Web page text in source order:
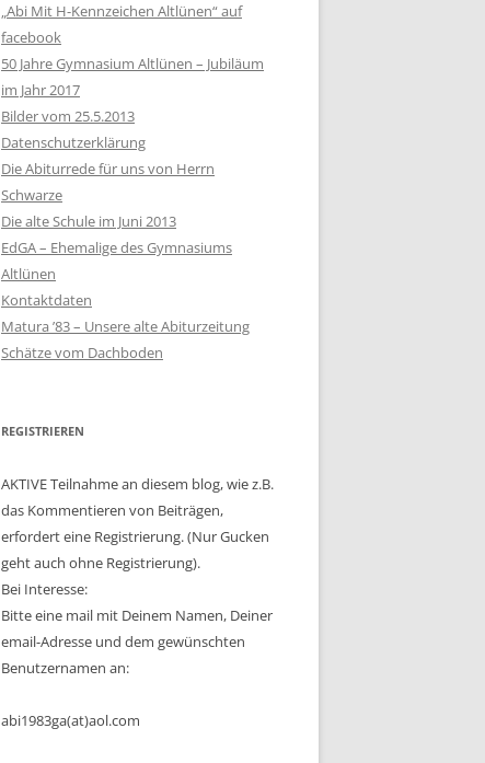
„Abi Mit H-Kennzeichen Altlünen“ auf
facebook
50 Jahre Gymnasium Altlünen – Jubiläum
im Jahr 2017
Bilder vom 25.5.2013
Datenschutzerklärung
Die Abiturrede für uns von Herrn
Schwarze
Die alte Schule im Juni 2013
EdGA – Ehemalige des Gymnasiums
Altlünen
Kontaktdaten
Matura ’83 – Unsere alte Abiturzeitung
Schätze vom Dachboden
REGISTRIEREN
AKTIVE Teilnahme an diesem blog, wie z.B.
das Kommentieren von Beiträgen,
erfordert eine Registrierung. (Nur Gucken
geht auch ohne Registrierung).
Bei Interesse:
Bitte eine mail mit Deinem Namen, Deiner
email-Adresse und dem gewünschten
Benutzernamen an:
abi1983ga(at)aol.com